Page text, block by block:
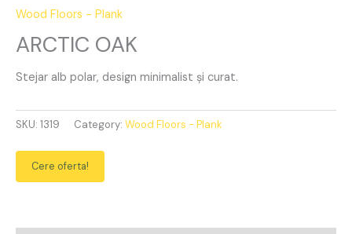
Wood Floors - Plank
ARCTIC OAK
Stejar alb polar, design minimalist și curat.
quantity
SKU: 1319 Category: Wood Floors - Plank
Cere oferta!